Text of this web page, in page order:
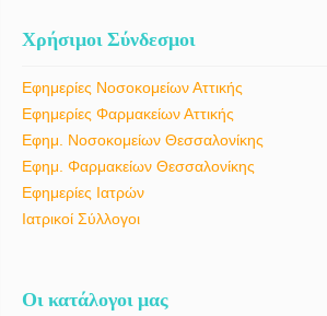
Χρήσιμοι Σύνδεσμοι
Εφημερίες Νοσοκομείων Αττικής
Εφημερίες Φαρμακείων Αττικής
Εφημ. Νοσοκομείων Θεσσαλονίκης
Εφημ. Φαρμακείων Θεσσαλονίκης
Εφημερίες Ιατρών
Ιατρικοί Σύλλογοι
Οι κατάλογοι μας